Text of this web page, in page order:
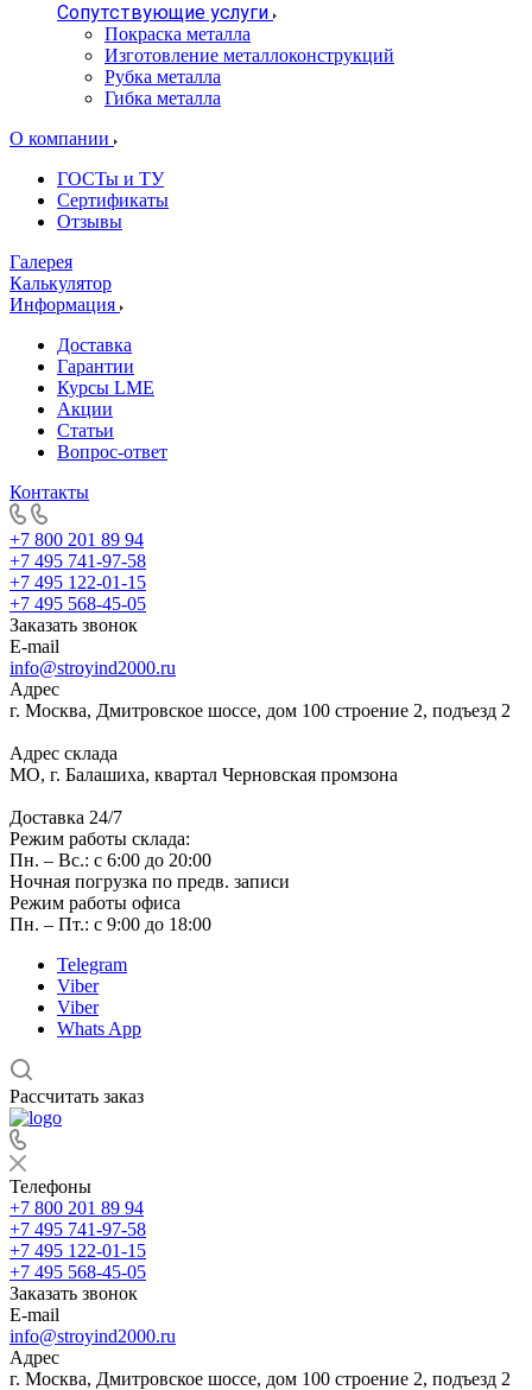
Сопутствующие услуги
Покраска металла
Изготовление металлоконструкций
Рубка металла
Гибка металла
О компании
ГОСТы и ТУ
Сертификаты
Отзывы
Галерея
Калькулятор
Информация
Доставка
Гарантии
Курсы LME
Акции
Статьи
Вопрос-ответ
Контакты
+7 800 201 89 94
+7 495 741-97-58
+7 495 122-01-15
+7 495 568-45-05
Заказать звонок
E-mail
info@stroyind2000.ru
Адрес
г. Москва, Дмитровское шоссе, дом 100 строение 2, подъезд 2
Адрес склада
МО, г. Балашиха, квартал Черновская промзона
Доставка 24/7
Режим работы склада:
Пн. – Вс.: с 6:00 до 20:00
Ночная погрузка по предв. записи
Режим работы офиса
Пн. – Пт.: с 9:00 до 18:00
Telegram
Viber
Viber
Whats App
Рассчитать заказ
Телефоны
+7 800 201 89 94
+7 495 741-97-58
+7 495 122-01-15
+7 495 568-45-05
Заказать звонок
E-mail
info@stroyind2000.ru
Адрес
г. Москва, Дмитровское шоссе, дом 100 строение 2, подъезд 2